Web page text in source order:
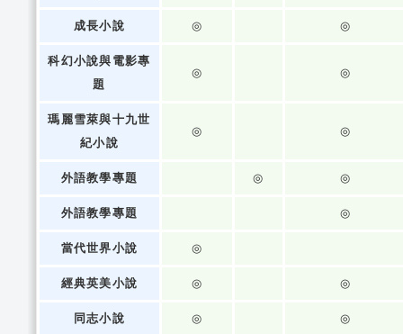
成長小說 ◎ ◎
科幻小說與電影專
題
◎ ◎
瑪麗雪萊與十九世
紀小說
◎ ◎
外語教學專題 ◎ ◎
外語教學專題 ◎
當代世界小說 ◎
經典英美小說 ◎ ◎
同志小說 ◎ ◎